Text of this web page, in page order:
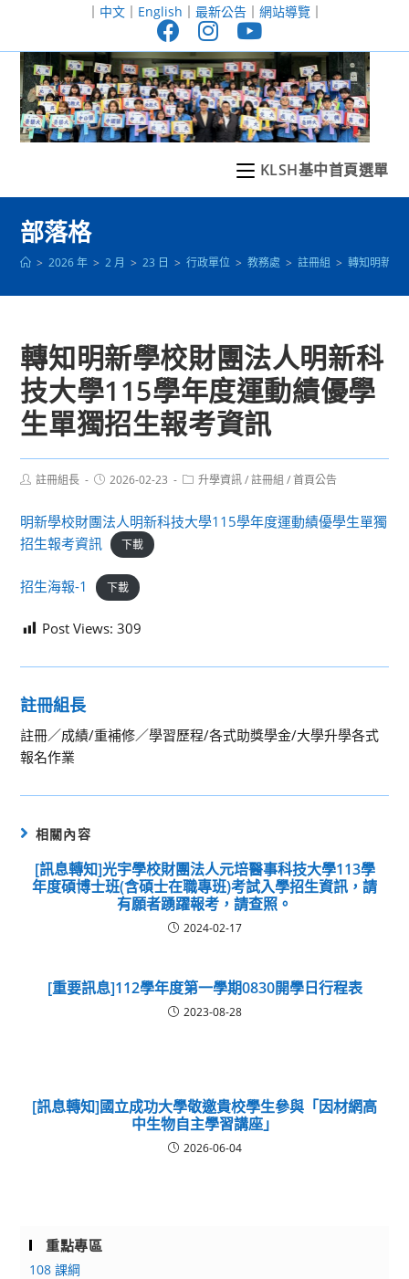
至
｜ 中文｜ English ｜ 最新公告｜ 網站導覽｜
KLSH基中首頁選單
部落格
> 2026 年 > 2 月 > 23 日 > 行政單位 > 教務處 > 註冊組 > 轉知明新學
轉知明新學校財團法人明新科
技大學115學年度運動績優學
生單獨招生報考資訊
Post註冊組長
Post2026-02-23
Post升學資訊 / 註冊組 / 首頁公告
明新學校財團法人明新科技大學115學年度運動績優學生單獨
招生報考資訊
下載
招生海報-1 下載
Post Views: 309
註冊組長
註冊／成績/重補修／學習歷程/各式助獎學金/大學升學各式
報名作業
相關內容
[訊息轉知]光宇學校財團法人元培醫事科技大學113學
年度碩博士班(含碩士在職專班)考試入學招生資訊，請
有願者踴躍報考，請查照。
2024-02-17
[重要訊息]112學年度第一學期0830開學日行程表
2023-08-28
[訊息轉知]國立成功大學敬邀貴校學生參與「因材網高
中生物自主學習講座」
2026-06-04
重點專區
108 課綱